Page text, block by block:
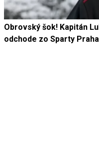
Obrovský šok! Kapitán
odchode zo Sparty Praha